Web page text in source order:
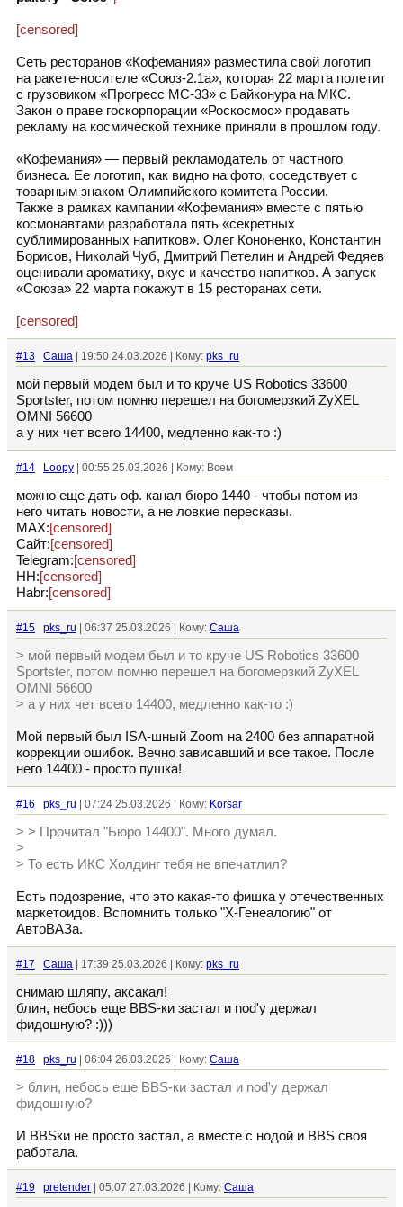
[censored]
Сеть ресторанов «Кофемания» разместила свой логотип
на ракете-носителе «Союз-2.1а», которая 22 марта полетит
с грузовиком «Прогресс МС-33» с Байконура на МКС.
Закон о праве госкорпорации «Роскосмос» продавать
рекламу на космической технике приняли в прошлом году.
«Кофемания» — первый рекламодатель от частного
бизнеса. Ее логотип, как видно на фото, соседствует с
товарным знаком Олимпийского комитета России.
Также в рамках кампании «Кофемания» вместе с пятью
космонавтами разработала пять «секретных
сублимированных напитков». Олег Кононенко, Константин
Борисов, Николай Чуб, Дмитрий Петелин и Андрей Федяев
оценивали ароматику, вкус и качество напитков. А запуск
«Союза» 22 марта покажут в 15 ресторанах сети.
[censored]
#13 Cаша | 19:50 24.03.2026 | Кому: pks_ru
мой первый модем был и то круче US Robotics 33600
Sportster, потом помню перешел на богомерзкий ZyXEL
OMNI 56600
а у них чет всего 14400, медленно как-то :)
#14 Loopy | 00:55 25.03.2026 | Кому: Всем
можно еще дать оф. канал бюро 1440 - чтобы потом из
него читать новости, а не ловкие пересказы.
MAX:[censored]
Сайт:[censored]
Telegram:[censored]
HH:[censored]
Habr:[censored]
#15 pks_ru | 06:37 25.03.2026 | Кому: Cаша
> мой первый модем был и то круче US Robotics 33600
Sportster, потом помню перешел на богомерзкий ZyXEL
OMNI 56600
> а у них чет всего 14400, медленно как-то :)
Мой первый был ISA-шный Zoom на 2400 без аппаратной
коррекции ошибок. Вечно зависавший и все такое. После
него 14400 - просто пушка!
#16 pks_ru | 07:24 25.03.2026 | Кому: Korsar
> > Прочитал "Бюро 14400". Много думал.
>
> То есть ИКС Холдинг тебя не впечатлил?
Есть подозрение, что это какая-то фишка у отечественных
маркетоидов. Вспомнить только "Х-Генеалогию" от
АвтоВАЗа.
#17 Cаша | 17:39 25.03.2026 | Кому: pks_ru
снимаю шляпу, аксакал!
блин, небось еще BBS-ки застал и nod'у держал
фидошную? :)))
#18 pks_ru | 06:04 26.03.2026 | Кому: Cаша
> блин, небось еще BBS-ки застал и nod'у держал
фидошную?
И BBSки не просто застал, а вместе с нодой и BBS своя
работала.
#19 pretender | 05:07 27.03.2026 | Кому: Cаша